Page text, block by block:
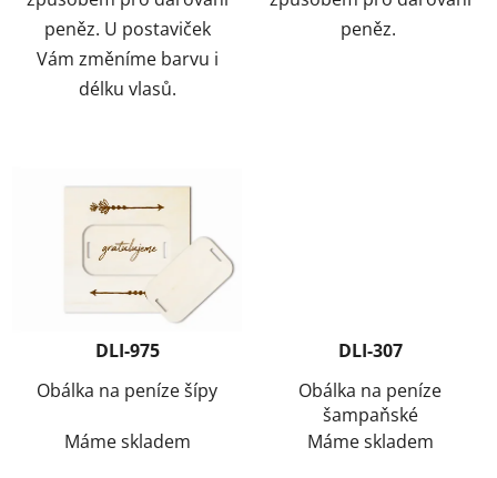
peněz. U postaviček
Vám změníme barvu i
délku vlasů.
peněz.
DLI-975
Obálka na peníze šípy
Máme skladem
DLI-307
Obálka na peníze
šampaňské
Máme skladem